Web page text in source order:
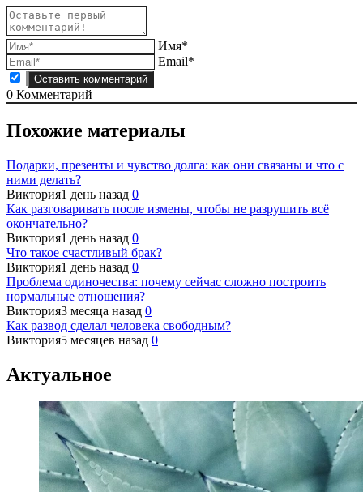
Имя*
Email*
0 Комментарий
Похожие материалы
Подарки, презенты и чувство долга: как они связаны и что с
ними делать?
Виктория1 день назад 0
Как разговаривать после измены, чтобы не разрушить всё
окончательно?
Виктория1 день назад 0
Что такое счастливый брак?
Виктория1 день назад 0
Проблема одиночества: почему сейчас сложно построить
нормальные отношения?
Виктория3 месяца назад 0
Как развод сделал человека свободным?
Виктория5 месяцев назад 0
Актуальное